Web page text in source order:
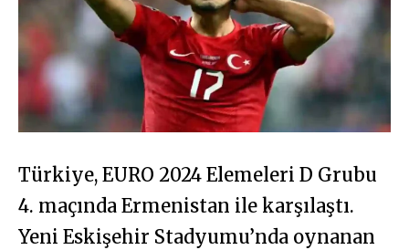
Türkiye, EURO 2024 Elemeleri D Grubu
4. maçında Ermenistan ile karşılaştı.
Yeni Eskişehir Stadyumu’nda oynanan